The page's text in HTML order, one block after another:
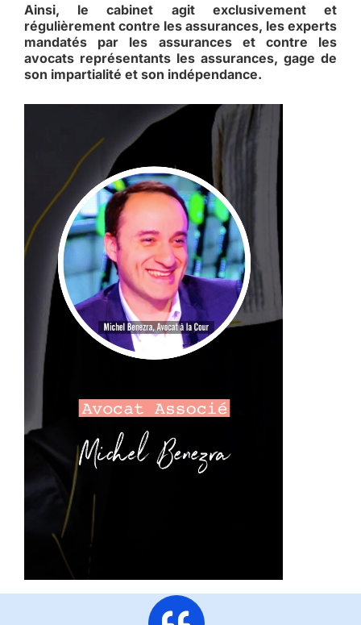
Ainsi, le cabinet agit exclusivement et
régulièrement contre les assurances, les experts
mandatés par les assurances et contre les
avocats représentants les assurances, gage de
son impartialité et son indépendance.